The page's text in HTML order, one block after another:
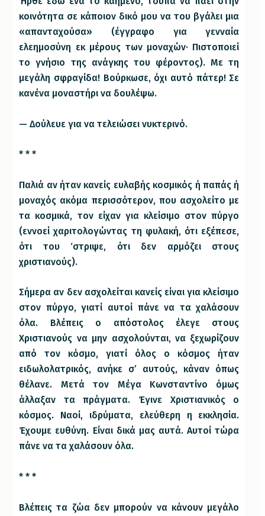
κοινότητα σε κάποιον δικό μου να του βγάλει μια
«απανταχούσα» (έγγραφο για γενναία
ελεημοσύνη εκ μέρους των μοναχών· Πιστοποιεί
το γνήσιο της ανάγκης του φέροντος). Με τη
μεγάλη σφραγίδα! Βούρκωσε, όχι αυτό πάτερ! Σε
κανένα μοναστήρι να δουλέψω.
— Δούλευε για να τελειώσει νυκτερινό.
* * *
Παλιά αν ήταν κανείς ευλαβής κοσμικός ή παπάς ή
μοναχός ακόμα περισσότερον, που ασχολείτο με
τα κοσμικά, τον είχαν για κλείσιμο στον πύργο
(εννοεί χαριτολογώντας τη φυλακή, ότι εξέπεσε,
ότι του ‘στριψε, ότι δεν αρμόζει στους
χριστιανούς).
Σήμερα αν δεν ασχολείται κανείς είναι για κλείσιμο
στον πύργο, γιατί αυτοί πάνε να τα χαλάσουν
όλα. Βλέπεις ο απόστολος έλεγε στους
Χριστιανούς να μην ασχολούνται, να ξεχωρίζουν
από τον κόσμο, γιατί όλος ο κόσμος ήταν
ειδωλολατρικός, ανήκε σ’ αυτούς, κάναν όπως
θέλανε. Μετά τον Μέγα Κωνσταντίνο όμως
άλλαξαν τα πράγματα. Έγινε Χριστιανικός ο
κόσμος. Ναοί, ιδρύματα, ελεύθερη η εκκλησία.
Έχουμε ευθύνη. Είναι δικά μας αυτά. Αυτοί τώρα
πάνε να τα χαλάσουν όλα.
* * *
Βλέπεις τα ζώα δεν μπορούν να κάνουν μεγάλο